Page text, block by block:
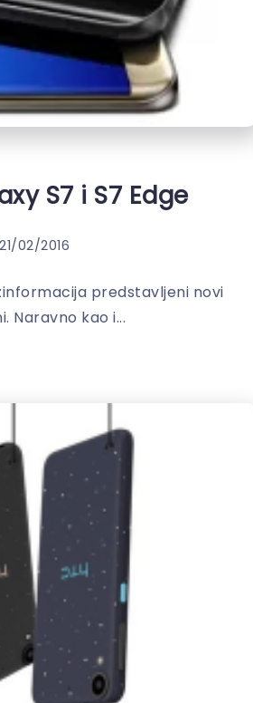
S7 i S7 Edge
21/02/2016
predstavljeni novi
Naravno kao i...